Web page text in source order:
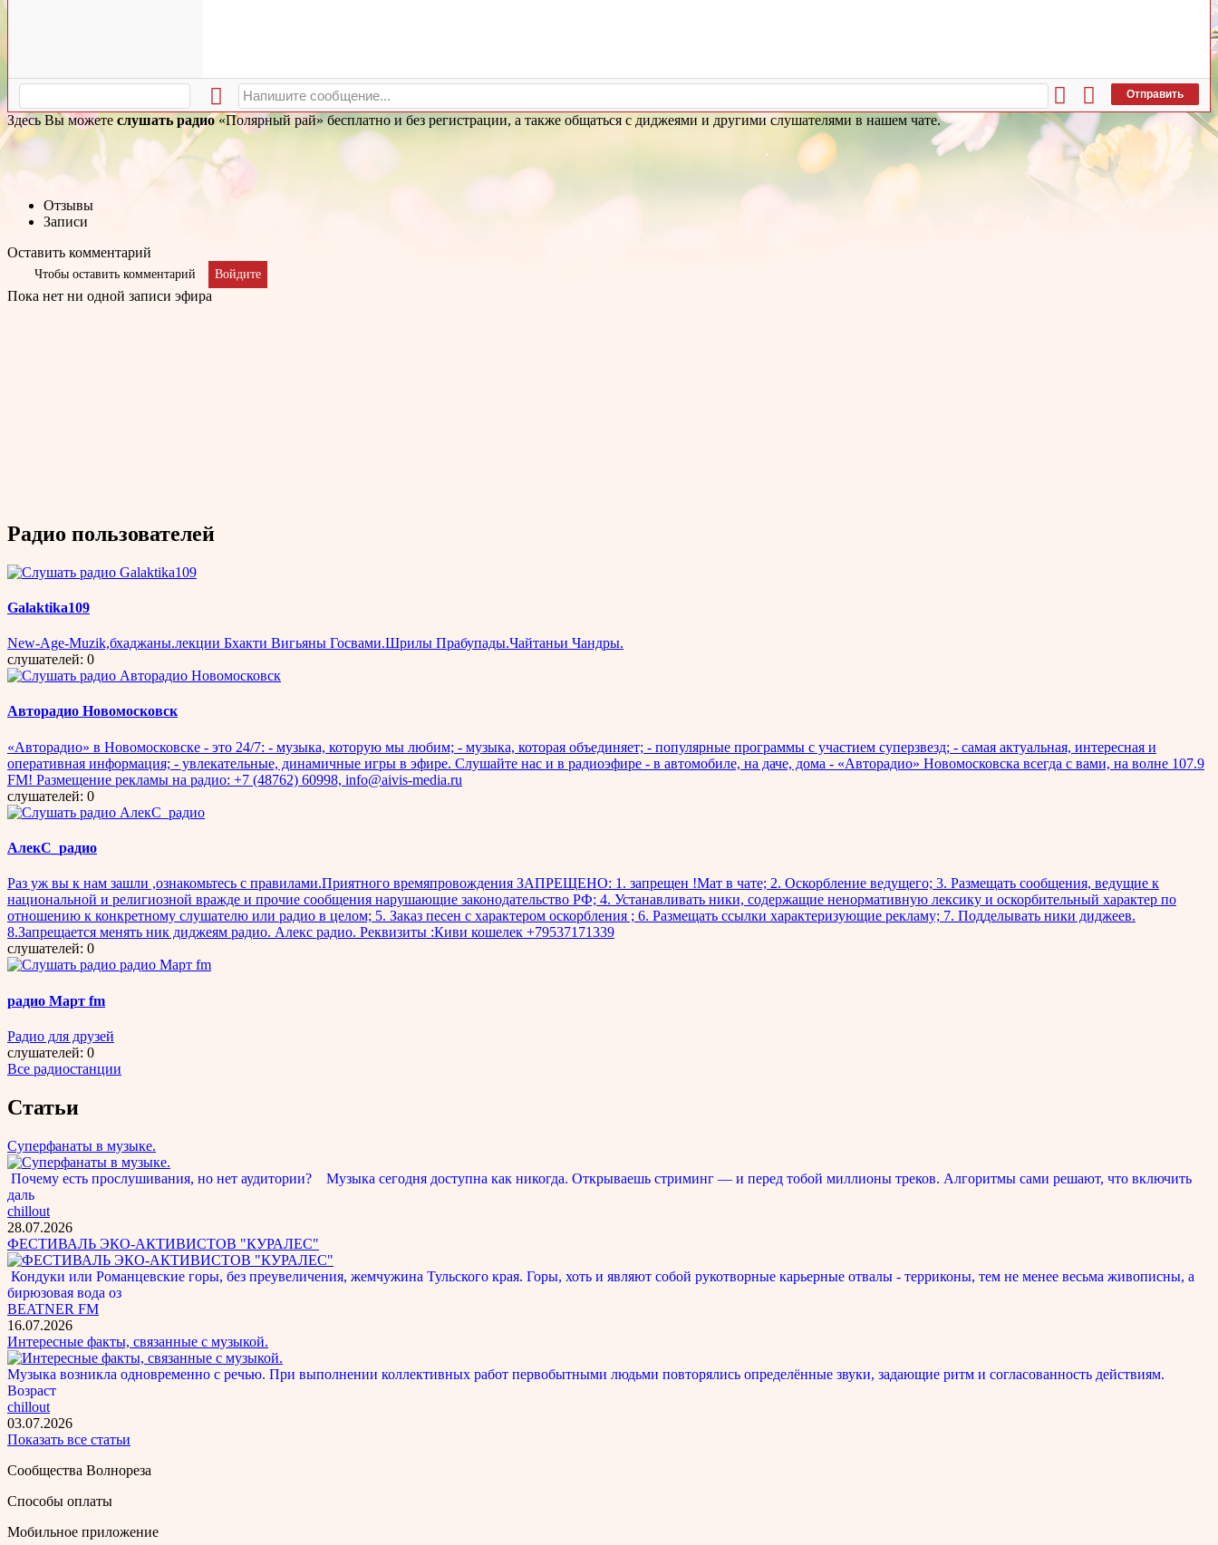
Отправить
Здесь Вы можете слушать радио«Полярный рай» бесплатно и без регистрации, а также общаться с диджеями и другими слушателями в нашем чате.
Отзывы
Записи
Оставить комментарий
Чтобы оставить комментарий Войдите
Пока нет ни одной записи эфира
Радио пользователей
Galaktika109
New-Age-Muzik,бхаджаны.лекции Бхакти Вигьяны Госвами.Шрилы Прабупады.Чайтаньи Чандры.
слушателей: 0
Авторадио Новомосковск
«Авторадио» в Новомосковске - это 24/7: - музыка, которую мы любим; - музыка, которая объединяет; - популярные программы с участием суперзвезд; - самая актуальная, интересная и
оперативная информация; - увлекательные, динамичные игры в эфире. Слушайте нас и в радиоэфире - в автомобиле, на даче, дома - «Авторадио» Новомосковска всегда с вами, на волне 107.9
FM! Размещение рекламы на радио: +7 (48762) 60998, info@aivis-media.ru
слушателей: 0
АлекС_радио
Раз уж вы к нам зашли ,ознакомьтесь с правилами.Приятного времяпровождения ЗАПРЕЩЕНО: 1. запрещен !Мат в чате; 2. Оскорбление ведущего; 3. Размещать сообщения, ведущие к
национальной и религиозной вражде и прочие сообщения нарушающие законодательство РФ; 4. Устанавливать ники, содержащие ненормативную лексику и оскорбительный характер по
отношению к конкретному слушателю или радио в целом; 5. Заказ песен с характером оскорбления ; 6. Размещать ссылки характеризующие рекламу; 7. Подделывать ники диджеев.
8.Запрещается менять ник диджеям радио. Алекс радио. Реквизиты :Киви кошелек +79537171339
слушателей: 0
радио Март fm
Радио для друзей
слушателей: 0
Все радиостанции
Статьи
Суперфанаты в музыке.
Почему есть прослушивания, но нет аудитории? Музыка сегодня доступна как никогда. Открываешь стриминг — и перед тобой миллионы треков. Алгоритмы сами решают, что включить
даль
chillout
28.07.2026
ФЕСТИВАЛЬ ЭКО-АКТИВИСТОВ "КУРАЛЕС"
Кондуки или Романцевские горы, без преувеличения, жемчужина Тульского края. Горы, хоть и являют собой рукотворные карьерные отвалы - терриконы, тем не менее весьма живописны, а
бирюзовая вода оз
BEATNER FM
16.07.2026
Интересные факты, связанные с музыкой.
Музыка возникла одновременно с речью. При выполнении коллективных работ первобытными людьми повторялись определённые звуки, задающие ритм и согласованность действиям.
Возраст
chillout
03.07.2026
Показать все статьи
Сообщества Волнореза
Способы оплаты
Мобильное приложение